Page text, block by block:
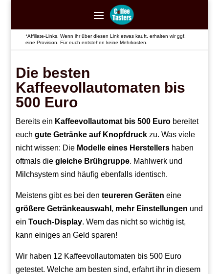
*Affiliate-Links. Wenn ihr über diesen Link etwas kauft, erhalten wir ggf.
eine Provision. Für euch entstehen keine Mehrkosten.
Die besten
Kaffeevollautomaten bis
500 Euro
Bereits ein Kaffeevollautomat bis 500 Euro bereitet
euch gute Getränke auf Knopfdruck zu. Was viele
nicht wissen: Die Modelle eines Herstellers haben
oftmals diegleiche Brühgruppe. Mahlwerk und
Milchsystem sind häufig ebenfalls identisch.
Meistens gibt es bei denteureren Geräten eine
größere Getränkeauswahl , mehr Einstellungen und
ein Touch-Display. Wem das nicht so wichtig ist,
kann einiges an Geld sparen!
Wir haben 12 Kaffeevollautomaten bis 500 Euro
getestet. Welche am besten sind, erfahrt ihr in diesem